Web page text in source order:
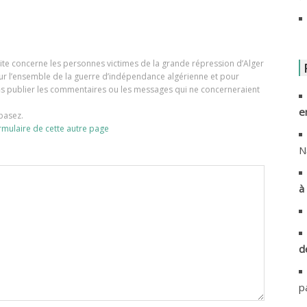
concerne les personnes victimes de la grande répression d’Alger
l’ensemble de la guerre d’indépendance algérienne et pour
publier les commentaires ou les messages qui ne concerneraient
de cette autre page
à